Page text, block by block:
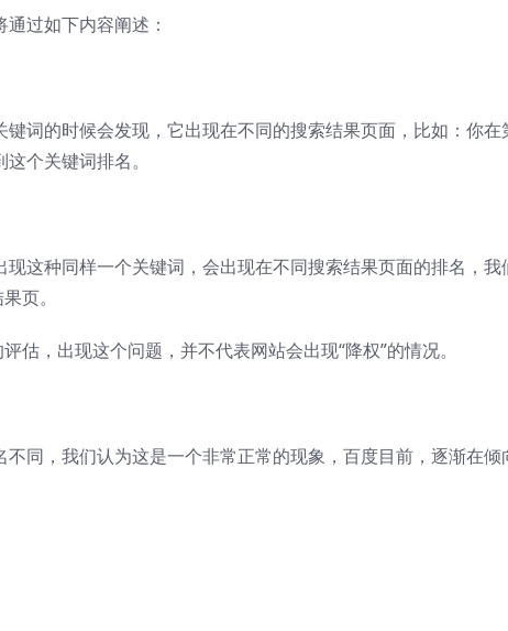
过如下内容阐述：
词的时候会发现，它出现在不同的搜索结果页面，比如：你在
个关键词排名。
这种同样一个关键词，会出现在不同搜索结果页面的排名，我
页。
估，出现这个问题，并不代表网站会出现“降权”的情况。
同，我们认为这是一个非常正常的现象，百度目前，逐渐在倾